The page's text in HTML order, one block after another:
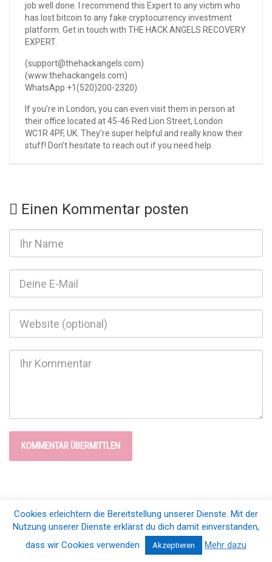
job well done. I recommend this Expert to any victim who
has lost bitcoin to any fake cryptocurrency investment
platform. Get in touch with THE HACK ANGELS RECOVERY
EXPERT.
(support@thehackangels.com)
(www.thehackangels.com)
WhatsApp +1(520)200-2320)
If you’re in London, you can even visit them in person at
their office located at 45-46 Red Lion Street, London
WC1R 4PF, UK. They’re super helpful and really know their
stuff! Don’t hesitate to reach out if you need help.
Einen Kommentar posten
© 2026 Blogfamilia e.V.. All Rights Reserved |Impressum & Datenschutz
Cookies erleichtern die Bereitstellung unserer Dienste. Mit der
Nutzung unserer Dienste erklärst du dich damit einverstanden,
dass wir Cookies verwenden
Akzeptieren Mehr dazu